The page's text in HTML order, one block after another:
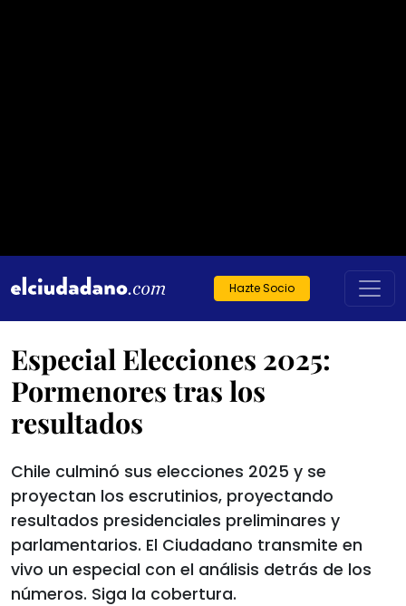
Hazte Socio
Especial Elecciones 2025:
Pormenores tras los
resultados
Chile culminó sus elecciones 2025 y se
proyectan los escrutinios, proyectando
resultados presidenciales preliminares y
parlamentarios. El Ciudadano transmite en
vivo un especial con el análisis detrás de los
números. Siga la cobertura.